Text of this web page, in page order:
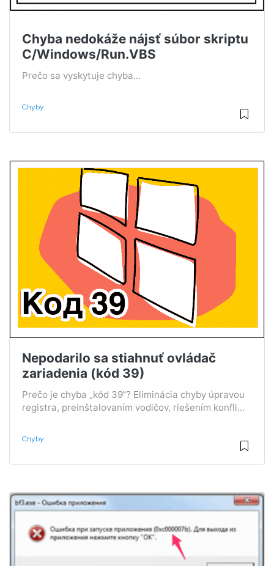
Chyba nedokáže nájsť súbor skriptu
C/Windows/Run.VBS
Prečo sa vyskytuje chyba...
Chyby
Nepodarilo sa stiahnuť ovládač
zariadenia (kód 39)
Prečo je chyba „kód 39“? Eliminácia chyby úpravou
registra, preinštalovaním vodičov, riešením konfli...
Chyby